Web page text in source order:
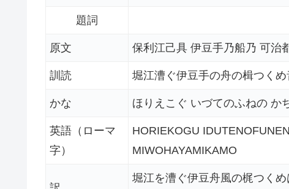
題詞
原文 保利江己具 伊豆手乃船乃 可治
訓読 堀江漕ぐ伊豆手の舟の楫つく
かな ほりえこぐ いづてのふねの か
英語（ローマ
字）
HORIEKOGU
MIWOHAYAMIKAMO
堀江を漕ぐ伊豆舟風の梶つく